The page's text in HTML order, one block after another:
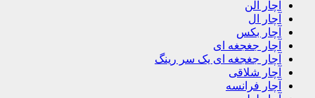
آچار آلن
آچار ال
آچار بکس
آچار جغجغه ای
آچار جغجغه ای یک سر رینگ
آچار شلاقی
آچار فرانسه